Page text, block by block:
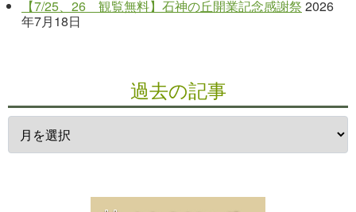
【7/25、26 観覧無料】石神の丘開業記念感謝祭 2026
年7月18日
過去の記事